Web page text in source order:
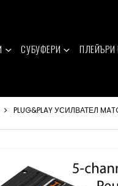
СУБУФЕРИ ПЛЕЙЪРИ
PLUG&PLAY УСИЛВАТЕЛ